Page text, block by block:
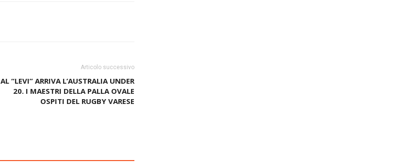
Articolo successivo
AL “LEVI” ARRIVA L’AUSTRALIA UNDER
20. I MAESTRI DELLA PALLA OVALE
OSPITI DEL RUGBY VARESE